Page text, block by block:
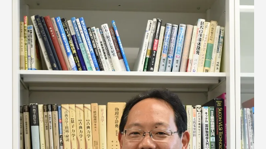
ニュースリリース
卒業にあたってのアンケート